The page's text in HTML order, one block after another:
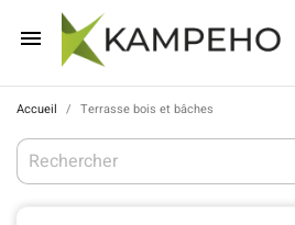

Accueil Terrasse bois et bâches